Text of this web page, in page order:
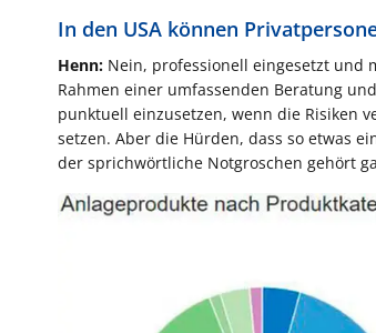
In den USA können
Henn: Nein, professionell eingesetzt und
Rahmen einer umfassenden Beratung
punktuell einzusetzen, wenn die Risiken
setzen. Aber die Hürden, dass so etwas
der sprichwörtliche Notgroschen gehört